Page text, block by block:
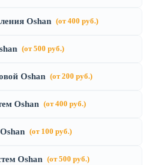
Oshan (от 400 руб.)
(от 500 руб.)
Oshan (от 200 руб.)
Oshan (от 400 руб.)
(от 100 руб.)
Oshan (от 500 руб.)